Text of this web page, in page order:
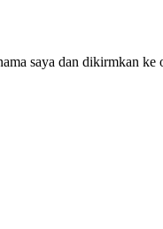
saya dan dikirmkan ke